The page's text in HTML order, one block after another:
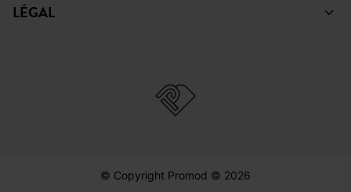
LÉGAL
© Copyright Promod © 2026